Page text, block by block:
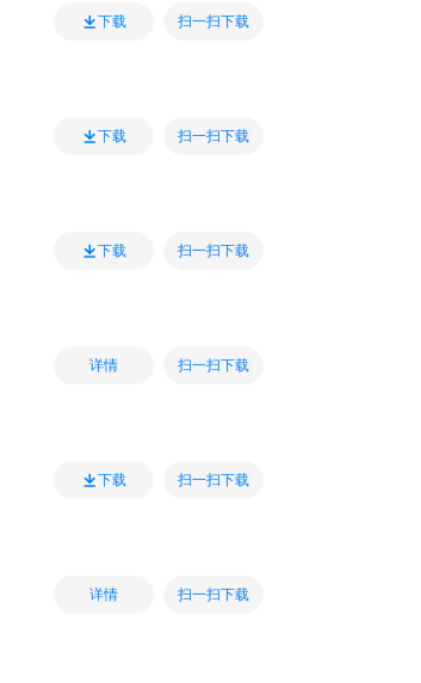
下载 扫一扫下载
下载 扫一扫下载
下载 扫一扫下载
详情 扫一扫下载
下载 扫一扫下载
详情 扫一扫下载